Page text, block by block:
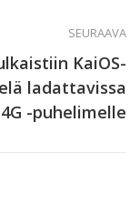
SEURAAVA
KaiOS-
ladattavissa
-puhelimelle